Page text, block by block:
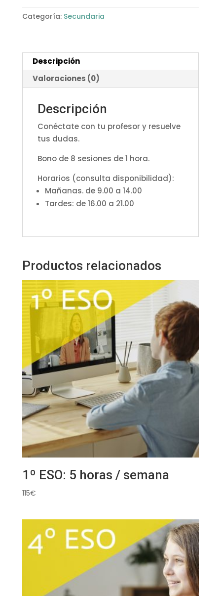
8
horas
Categoría: Secundaria
Descripción
Valoraciones (0)
Descripción
Conéctate con tu profesor y resuelve
tus dudas.
Bono de 8 sesiones de 1 hora.
Horarios (consulta disponibilidad):
Mañanas. de 9.00 a 14.00
Tardes: de 16.00 a 21.00
Productos relacionados
1º ESO: 5 horas / semana
115€